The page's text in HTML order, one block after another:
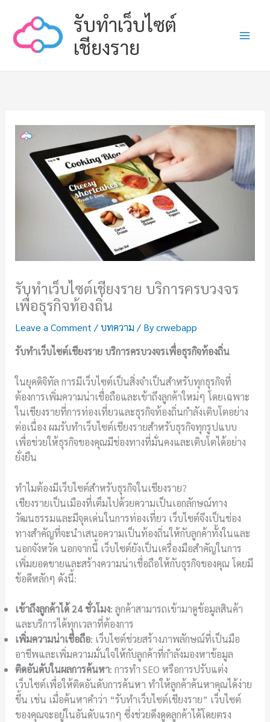
content
รับทำเว็บไซต์
เชียงราย
รับทำเว็บไซต์เชียงราย บริการครบวงจร
เพื่อธุรกิจท้องถิ่น
Leave a Comment /บทความ / Bycrwebapp
รับทำเว็บไซต์เชียงราย บริการครบวงจรเพื่อธุรกิจท้องถิ่น
ในยุคดิจิทัล การมีเว็บไซต์เป็นสิ่งจำเป็นสำหรับทุกธุรกิจที่
ต้องการเพิ่มความน่าเชื่อถือและเข้าถึงลูกค้าใหม่ๆ โดยเฉพาะ
ในเชียงรายที่การท่องเที่ยวและธุรกิจท้องถิ่นกำลังเติบโตอย่าง
ต่อเนื่อง ผมรับทำเว็บไซต์เชียงรายสำหรับธุรกิจทุกรูปแบบ
เพื่อช่วยให้ธุรกิจของคุณมีช่องทางที่มั่นคงและเติบโตได้อย่าง
ยั่งยืน
ทำไมต้องมีเว็บไซต์สำหรับธุรกิจในเชียงราย?
เชียงรายเป็นเมืองที่เต็มไปด้วยความเป็นเอกลักษณ์ทาง
วัฒนธรรมและมีจุดเด่นในการท่องเที่ยว เว็บไซต์จึงเป็นช่อง
ทางสำคัญที่จะนำเสนอความเป็นท้องถิ่นให้กับลูกค้าทั้งในและ
นอกจังหวัด นอกจากนี้ เว็บไซต์ยังเป็นเครื่องมือสำคัญในการ
เพิ่มยอดขายและสร้างความน่าเชื่อถือให้กับธุรกิจของคุณ โดยมี
ข้อดีหลักๆ ดังนี้:
เข้าถึงลูกค้าได้ 24 ชั่วโมง: ลูกค้าสามารถเข้ามาดูข้อมูลสินค้า
และบริการได้ทุกเวลาที่ต้องการ
เพิ่มความน่าเชื่อถือ: เว็บไซต์ช่วยสร้างภาพลักษณ์ที่เป็นมือ
อาชีพและเพิ่มความมั่นใจให้กับลูกค้าที่กำลังมองหาข้อมูล
ติดอันดับในผลการค้นหา: การทำ SEO หรือการปรับแต่ง
เว็บไซต์เพื่อให้ติดอันดับการค้นหา ทำให้ลูกค้าค้นหาคุณได้ง่าย
ขึ้น เช่น เมื่อค้นหาคำว่า “รับทำเว็บไซต์เชียงราย” เว็บไซต์
ของคุณจะอยู่ในอันดับแรกๆ ซึ่งช่วยดึงดูดลูกค้าได้โดยตรง